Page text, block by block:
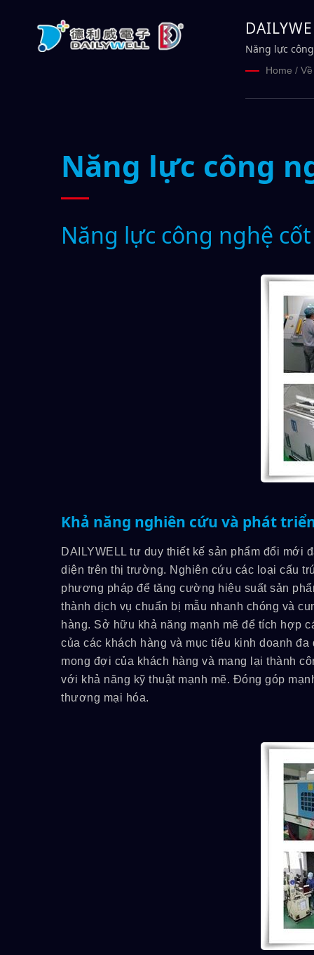
Năng lực
Home /
Năng lực công
Năng lực công nghệ
Khả năng nghiên cứu và phát
DAILYWELL tư duy thiết kế sản phẩm đổi mới
diện trên thị trường. Nghiên cứu các loại cấu
phương pháp để tăng cường hiệu suất sản
thành dịch vụ chuẩn bị mẫu nhanh chóng và
hàng. Sở hữu khả năng mạnh mẽ để tích hợp
của các khách hàng và mục tiêu kinh doanh
mong đợi của khách hàng và mang lại thành
với khả năng kỹ thuật mạnh mẽ. Đóng góp
thương mại hóa.